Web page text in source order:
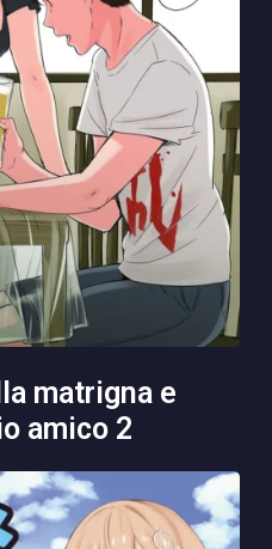
amico 2